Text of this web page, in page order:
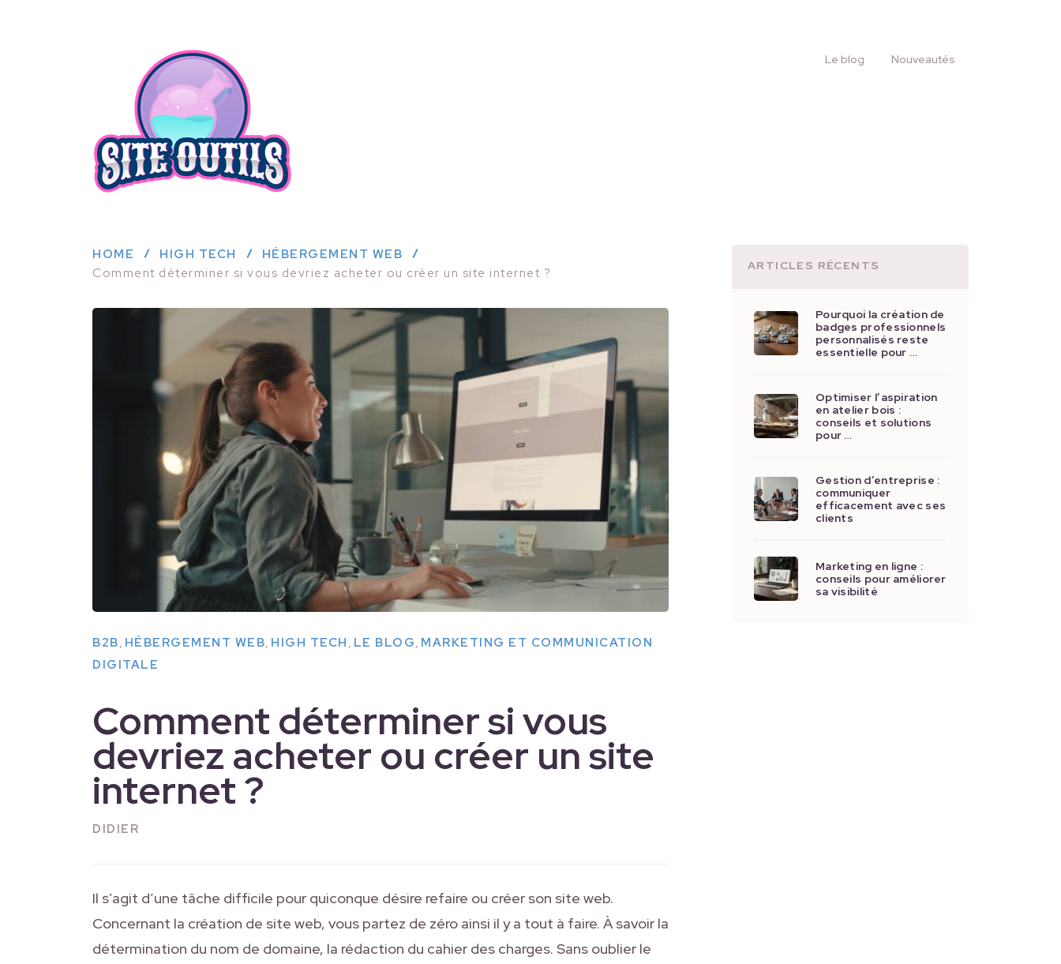
Le blog Nouveautés
HOME HIGH TECH
HÉBERGEMENT WEB
Comment déterminer si vous devriez acheter ou créer un site internet ?
B2B, HÉBERGEMENT WEB, HIGH TECH , LE BLOG, MARKETING ET COMMUNICATION
DIGITALE
Comment déterminer si vous
devriez acheter ou créer un site
internet ?
DIDIER
Il s’agit d’une tâche difficile pour quiconque désire refaire ou créer son site web.
Concernant la création de site web, vous partez de zéro ainsi il y a tout à faire. À savoir la
détermination du nom de domaine, la rédaction du cahier des charges. Sans oublier le
ARTICLES RÉCENTS
Pourquoi la création de
badges professionnels
personnalisés reste
essentielle pour …
Optimiser l’aspiration
en atelier bois :
conseils et solutions
pour …
Gestion d’entreprise :
communiquer
efficacement avec ses
clients
Marketing en ligne :
conseils pour améliorer
sa visibilité